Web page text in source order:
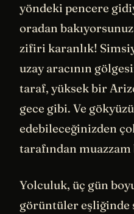
yöndeki pencere
oradan
zifiri karanlık!
uzay aracının
taraf, yüksek bir
gece gibi. Ve
edebileceğinizden
tarafından
Yolculuk, üç gün
görüntüler eşliğinde